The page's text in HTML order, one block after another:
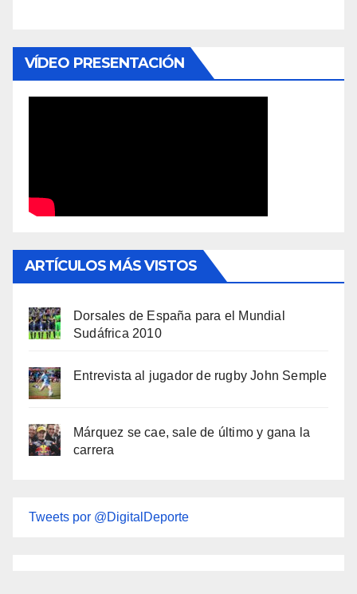
VÍDEO PRESENTACIÓN
ARTÍCULOS MÁS VISTOS
Dorsales de España para el Mundial
Sudáfrica 2010
Entrevista al jugador de rugby John Semple
Márquez se cae, sale de último y gana la
carrera
Tweets por @DigitalDeporte